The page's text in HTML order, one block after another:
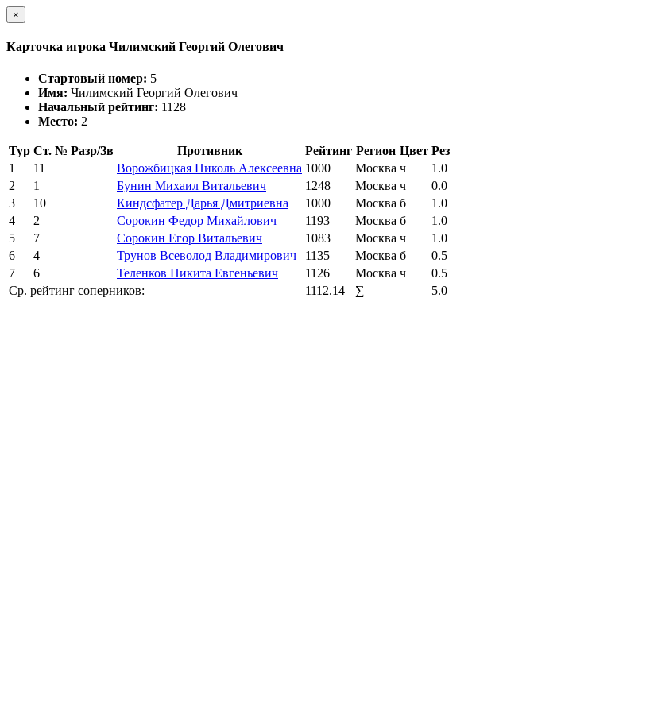
×
Карточка игрока Чилимский Георгий Олегович
Стартовый номер: 5
Имя: Чилимский Георгий Олегович
Начальный рейтинг: 1128
Место: 2
Тур Ст. № Разр/Зв Противник Рейтинг Регион Цвет Рез
1
11 Ворожбицкая Николь Алексеевна 1000 Москва ч
1.0
2
1 Бунин Михаил Витальевич 1248 Москва ч
0.0
3
10 Киндсфатер Дарья Дмитриевна 1000 Москва б
1.0
4
2 Сорокин Федор Михайлович 1193 Москва б
1.0
5
7 Сорокин Егор Витальевич 1083 Москва ч
1.0
6
4 Трунов Всеволод Владимирович 1135 Москва б
0.5
7
6 Теленков Никита Евгеньевич 1126 Москва ч
0.5
Ср. рейтинг соперников:
1112.14 ∑ 5.0